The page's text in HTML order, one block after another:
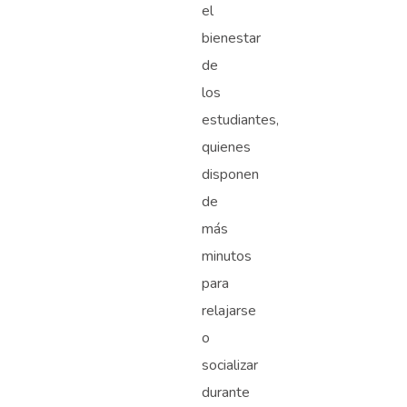
el
bienestar
de
los
estudiantes,
quienes
disponen
de
más
minutos
para
relajarse
o
socializar
durante